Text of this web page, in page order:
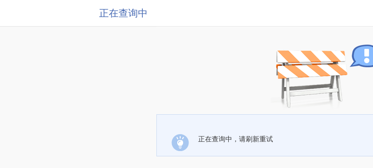
正在查询中
正在查询中，请刷新重试